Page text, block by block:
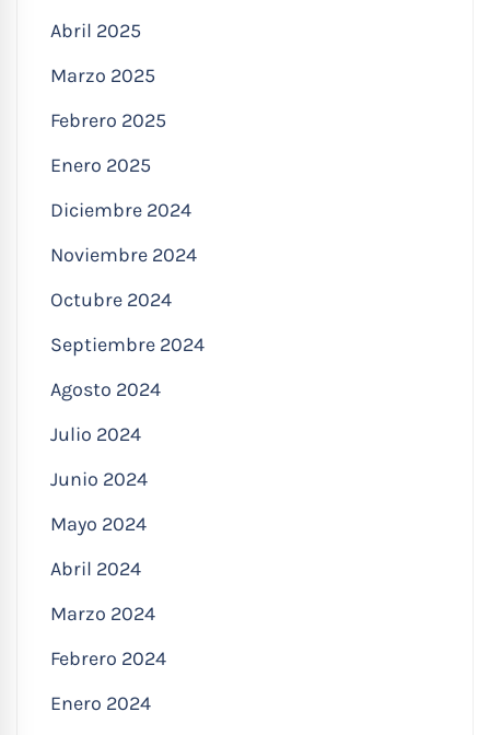
Abril 2025
Marzo 2025
Febrero 2025
Enero 2025
Diciembre 2024
Noviembre 2024
Octubre 2024
Septiembre 2024
Agosto 2024
Julio 2024
Junio 2024
Mayo 2024
Abril 2024
Marzo 2024
Febrero 2024
Enero 2024